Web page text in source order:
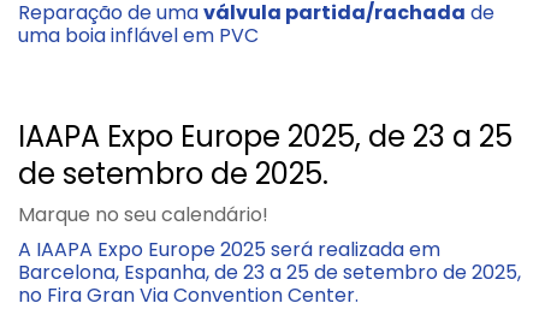
Reparação de umaválvula partida/rachada de
uma boia inflável em PVC
IAAPA Expo Europe 2025, de 23 a 25
de setembro de 2025.
Marque no seu calendário!
A IAAPA Expo Europe 2025 será realizada em
Barcelona, Espanha, de 23 a 25 de setembro de 2025,
no Fira Gran Via Convention Center.